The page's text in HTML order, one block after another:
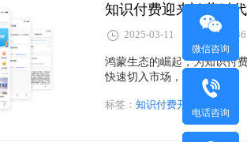
知识付费迎来鸿蒙时
2025-03-11 536
鸿蒙生态的崛起，为知识付
快速切入市场，抢占先机？
标签： 知识付费开发
微信咨询
电话咨询